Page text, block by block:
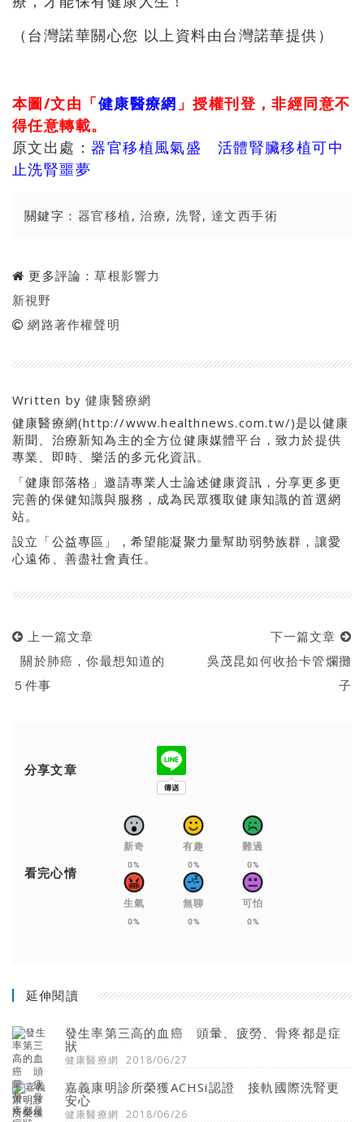
（台灣諾華關心您 以上資料由台灣諾華提供）
本圖/文由「健康醫療網 」授權刊登，非經同意不
得任意轉載。
原文出處：器官移植風氣盛 活體腎臟移植可中
止洗腎噩夢
關鍵字： 器官移植 ,治療,洗腎, 達文西手術
更多評論：草根影響力
新視野
網路著作權聲明
Written by健康醫療網
健康醫療網(http://www.healthnews.com.tw/)是以健康
新聞、治療新知為主的全方位健康媒體平台，致力於提供
專業、即時、樂活的多元化資訊。
「健康部落格」邀請專業人士論述健康資訊，分享更多更
完善的保健知識與服務，成為民眾獲取健康知識的首選網
站。
設立「公益專區」，希望能凝聚力量幫助弱勢族群，讓愛
心遠佈、善盡社會責任。
上一篇文章
關於肺癌，你最想知道的
５件事
下一篇文章
吳茂昆如何收拾卡管爛攤
子
分享文章
看完心情
新奇
0%
有趣
0%
難過
0%
生氣
0%
無聊
0%
可怕
0%
延伸閱讀
發生率第三高的血癌 頭暈、疲勞、骨疼都是症
狀
健康醫療網 2018/06/27
嘉義康明診所榮獲ACHSi認證 接軌國際洗腎更
安心
健康醫療網 2018/06/26